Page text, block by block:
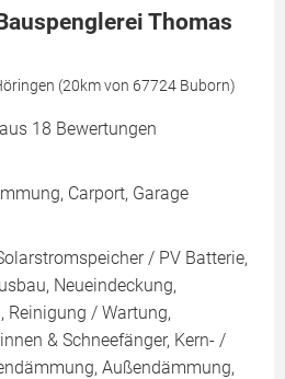
Thomas
(20km von 67724 Buborn)
18 Bewertungen
Carport, Garage
/ PV Batterie,
Neueindeckung,
Reinigung / Wartung,
& Schneefänger, Kern- /
Außendämmung,